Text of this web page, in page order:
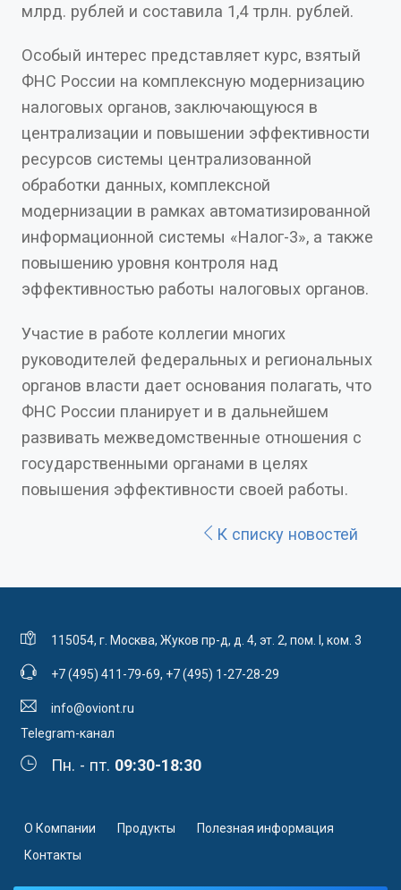
млрд. рублей и составила 1,4 трлн. рублей.
Особый интерес представляет курс, взятый
ФНС России на комплексную модернизацию
налоговых органов, заключающуюся в
централизации и повышении эффективности
ресурсов системы централизованной
обработки данных, комплексной
модернизации в рамках автоматизированной
информационной системы «Налог-3», а также
повышению уровня контроля над
эффективностью работы налоговых органов.
Участие в работе коллегии многих
руководителей федеральных и региональных
органов власти дает основания полагать, что
ФНС России планирует и в дальнейшем
развивать межведомственные отношения с
государственными органами в целях
повышения эффективности своей работы.
К списку новостей
115054, г. Москва, Жуков пр-д, д. 4, эт. 2, пом. I, ком. 3
+7 (495) 411-79-69, +7 (495) 1-27-28-29
info@oviont.ru
Telegram-канал
Пн. - пт. 09:30-18:30
О Компании Продукты
Полезная информация
Контакты